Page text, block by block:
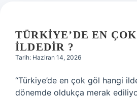
TÜRKIYE’DE EN
ILDEDIR ?
Tarih: Haziran 14, 2026
“Türkiye’de en çok göl hangi
dönemde oldukça merak